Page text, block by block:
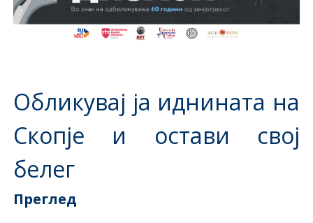
Обликувај ја иднината на
Скопје и остави свој
белег
Преглед